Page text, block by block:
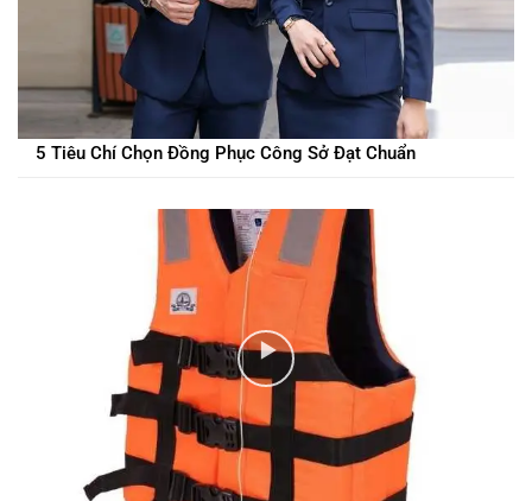
5 Tiêu Chí Chọn Đồng Phục Công Sở Đạt Chuẩn